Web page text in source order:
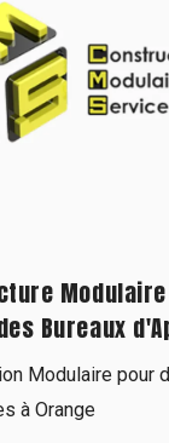
Bureaux
Modulaire pour
à Orange